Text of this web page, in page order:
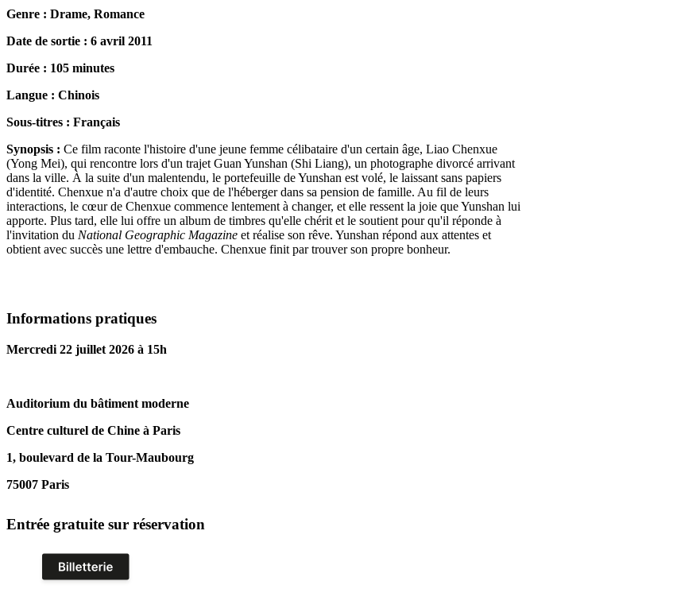
Genre : Drame, Romance
Date de sortie : 6 avril 2011
Durée : 105 minutes
Langue : Chinois
Sous-titres : Français
Synopsis : Ce film raconte l'histoire d'une jeune femme célibataire d'un certain âge, Liao Chenxue
(Yong Mei), qui rencontre lors d'un trajet Guan Yunshan (Shi Liang), un photographe divorcé arrivant
dans la ville. À la suite d'un malentendu, le portefeuille de Yunshan est volé, le laissant sans papiers
d'identité. Chenxue n'a d'autre choix que de l'héberger dans sa pension de famille. Au fil de leurs
interactions, le cœur de Chenxue commence lentement à changer, et elle ressent la joie que Yunshan lui
apporte. Plus tard, elle lui offre un album de timbres qu'elle chérit et le soutient pour qu'il réponde à
l'invitation du National Geographic Magazine et réalise son rêve. Yunshan répond aux attentes et
obtient avec succès une lettre d'embauche. Chenxue finit par trouver son propre bonheur.
Informations pratiques
Mercredi 22 juillet 2026 à 15h
Auditorium du bâtiment moderne
Centre culturel de Chine à Paris
1, boulevard de la Tour-Maubourg
75007 Paris
Entrée gratuite sur réservation